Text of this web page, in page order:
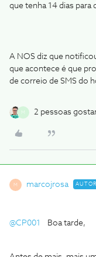
que tenha 14 dias para
A NOS diz que
que acontece é que
de correio de SMS do
M 2 pessoas
M marcojrosa AUTOR
@CP001 Boa tarde,